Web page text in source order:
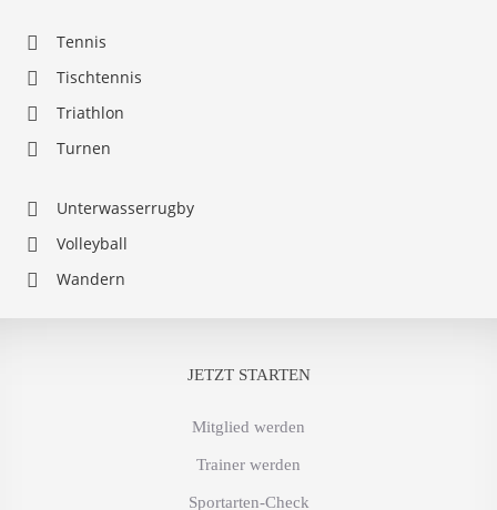
Tennis
Tischtennis
Triathlon
Turnen
Unterwasserrugby
Volleyball
Wandern
JETZT STARTEN
Mitglied werden
Trainer werden
Sportarten-Check